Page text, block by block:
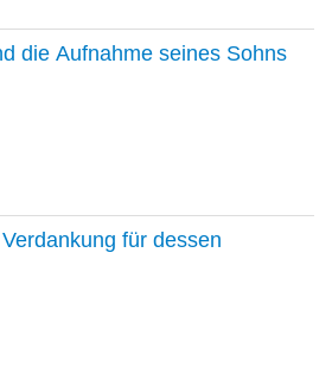
die Aufnahme seines Sohns
für dessen